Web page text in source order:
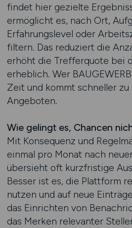
findet hier gezielte
ermöglicht es, nach Ort,
Erfahrungslevel oder
filtern. Das reduziert die
erhöht die Trefferquote bei
erheblich. Wer
Zeit und kommt schneller zu
Angeboten.
Wie gelingt es, Chancen
Mit Konsequenz und
einmal pro Monat nach
übersieht oft kurzfristige
Besser ist es, die Plattform
nutzen und auf neue
das Einrichten von
das Merken relevanter